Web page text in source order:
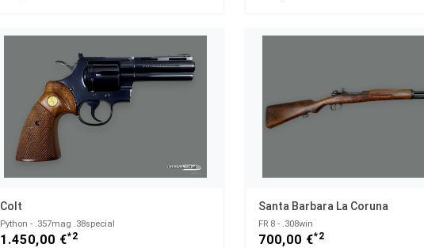
Colt
Python - .357mag .38special
1.450,00 €*2
Santa Barbara La Coruna
FR 8 - .308win
700,00 €*2